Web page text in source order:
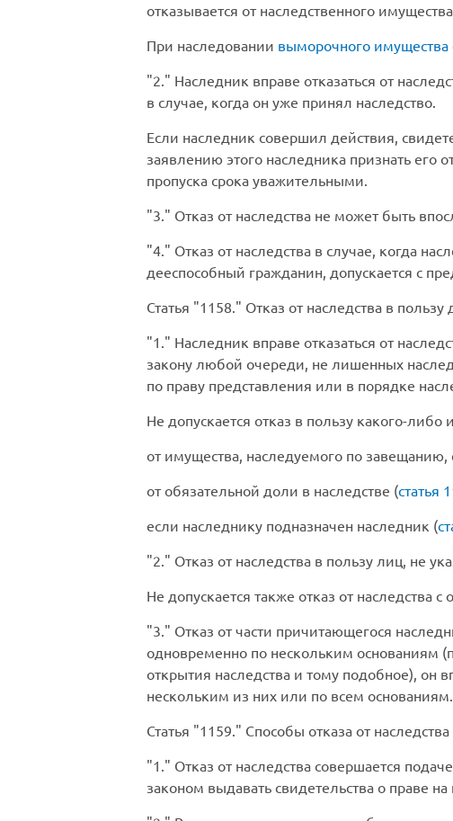
отказывается от наследственного
При наследовании выморочного имущества
2.
Наследник вправе отказаться от
в случае, когда он уже принял наследство.
Если наследник совершил действия,
заявлению этого наследника признать его
пропуска срока уважительными.
3.
Отказ от наследства не может быть
4.
Отказ от наследства в случае, когда
дееспособный гражданин, допускается с
Статья
1158.
Отказ от наследства в пользу
1.
Наследник вправе отказаться от
закону любой очереди, не лишенных
по праву представления или в порядке
Не допускается отказ в пользу какого-либо
от имущества, наследуемого по
от обязательной доли в наследстве (статья
если наследнику подназначен наследник (
2.
Отказ от наследства в пользу лиц, не
Не допускается также отказ от наследства
3.
Отказ от части причитающегося
одновременно по нескольким основаниям
открытия наследства и тому подобное), он
нескольким из них или по всем основаниям.
Статья
1159.
Способы отказа от наследства
1.
Отказ от наследства совершается
законом выдавать свидетельства о праве